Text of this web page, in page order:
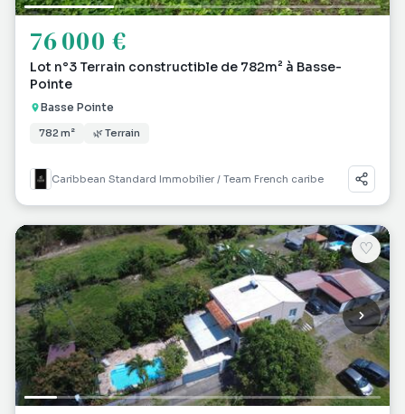
76 000 €
Lot n°3 Terrain constructible de 782m² à Basse-
Pointe
Basse Pointe
782 m² 🌿 Terrain
Caribbean Standard Immobilier / Team French caribe
♡